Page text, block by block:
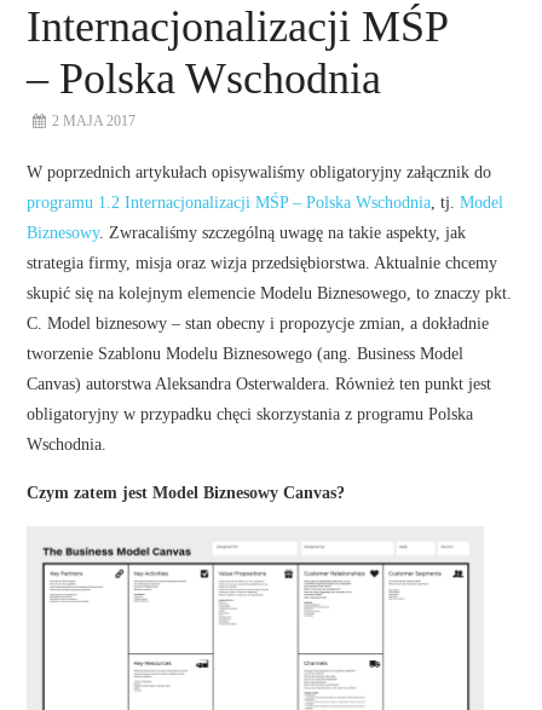
Internacjonalizacji MŚP
– Polska Wschodnia
2 MAJA 2017
W poprzednich artykułach opisywaliśmy obligatoryjny załącznik do
programu 1.2 Internacjonalizacji MŚP – Polska Wschodnia , tj.Model
Biznesowy. Zwracaliśmy szczególną uwagę na takie aspekty, jak
strategia firmy, misja oraz wizja przedsiębiorstwa. Aktualnie chcemy
skupić się na kolejnym elemencie Modelu Biznesowego, to znaczy pkt.
C. Model biznesowy – stan obecny i propozycje zmian, a dokładnie
tworzenie Szablonu Modelu Biznesowego (ang. Business Model
Canvas) autorstwa Aleksandra Osterwaldera. Również ten punkt jest
obligatoryjny w przypadku chęci skorzystania z programu Polska
Wschodnia.
Czym zatem jest Model Biznesowy Canvas?